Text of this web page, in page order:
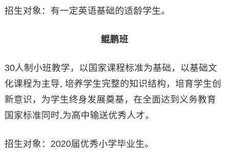
招生对象：有一定英语基础的适龄学生。
鲲鹏班
30人制小班教学，以国家课程标准为基础，以基础文
化课程为主导, 培养学生完整的知识结构，培育学生创
新意识，为学生终身发展奠基，在全面达到义务教育
国家标准同时,为高中输送优秀人才。
招生对象：2020届优秀小学毕业生。